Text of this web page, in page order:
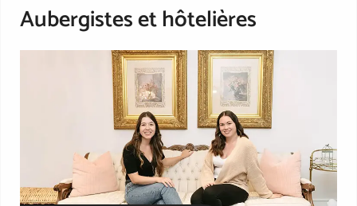
Aubergistes et hôtelières